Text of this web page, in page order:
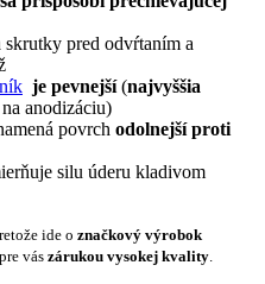
skrutky pred odvŕtaním a
je pevnejší(najvyššia
anodizáciu)
povrch odolnejší proti
silu úderu kladivom
ide o značkový výrobok
vászárukou vysokej kvality.